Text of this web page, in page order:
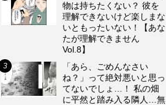
物は持ちたくない？ 彼を
理解できないけど楽しまな
いともったいない！【あな
たが理解できません
Vol.8】
「あら、ごめんなさい
ね？」って絶対悪いと思っ
てないでしょ…！ 私の畑
に平然と踏み入る隣人…無